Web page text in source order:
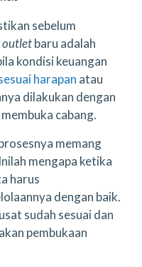
sebelum
outletbaru adalah
kondisi keuangan
harapan atau
dilakukan dengan
cabang.
memang
mengapa ketika
harus
dengan baik.
sudah sesuai dan
pembukaan